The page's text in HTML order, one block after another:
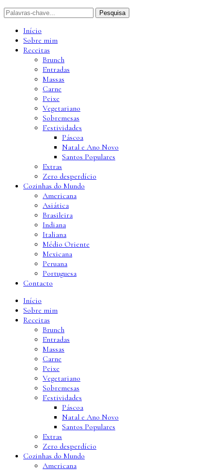
Início
Sobre mim
Receitas
Brunch
Entradas
Massas
Carne
Peixe
Vegetariano
Sobremesas
Festividades
Páscoa
Natal e Ano Novo
Santos Populares
Extras
Zero desperdício
Cozinhas do Mundo
Americana
Asiática
Brasileira
Indiana
Italiana
Médio Oriente
Mexicana
Peruana
Portuguesa
Contacto
Início
Sobre mim
Receitas
Brunch
Entradas
Massas
Carne
Peixe
Vegetariano
Sobremesas
Festividades
Páscoa
Natal e Ano Novo
Santos Populares
Extras
Zero desperdício
Cozinhas do Mundo
Americana